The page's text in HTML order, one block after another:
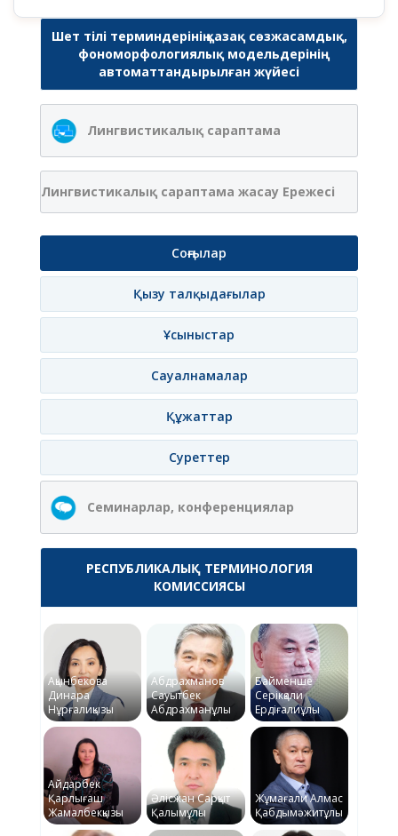
Шет тілі терминдерінің қазақ сөзжасамдық,
фономорфологиялық модельдерінің
автоматтандырылған жүйесі
Лингвистикалық сараптама
Лингвистикалық сараптама жасау Ережесі
Соңғылар
Қызу талқыдағылар
Ұсыныстар
Сауалнамалар
Құжаттар
Суреттер
Семинарлар, конференциялар
РЕСПУБЛИКАЛЫҚ ТЕРМИНОЛОГИЯ
КОМИССИЯСЫ
Ақынбекова
Динара
Нұрғалиқызы
Абдрахманов
Сауытбек
Абдрахманұлы
Байменше
Серікқали
Ердіғалиұлы
Айдарбек
Қарлығаш
Жамалбекқызы
Әлісжан Сарқыт
Қалымұлы
Жұмағали Алмас
Қабдымәжитұлы